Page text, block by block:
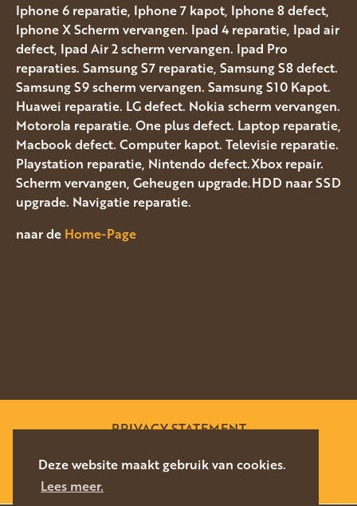
Deze website maakt gebruik van cookies.
Lees meer.
Iphone 6 reparatie, Iphone 7 kapot, Iphone 8 defect,
Iphone X Scherm vervangen. Ipad 4 reparatie, Ipad air
defect, Ipad Air 2 scherm vervangen. Ipad Pro
reparaties. Samsung S7 reparatie, Samsung S8 defect.
Samsung S9 scherm vervangen. Samsung S10 Kapot.
Huawei reparatie. LG defect. Nokia scherm vervangen.
Motorola reparatie. One plus defect. Laptop reparatie,
Macbook defect. Computer kapot. Televisie reparatie.
Playstation reparatie, Nintendo defect.Xbox repair.
Scherm vervangen, Geheugen upgrade.HDD naar SSD
upgrade. Navigatie reparatie.
naar de Home-Page
PRIVACY STATEMENT
WEBSITE DOOR